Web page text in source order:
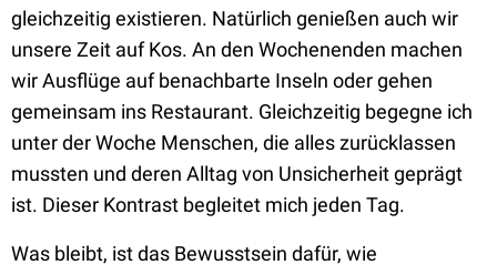
gleichzeitig existieren. Natürlich genießen auch wir
unsere Zeit auf Kos. An den Wochenenden machen
wir Ausflüge auf benachbarte Inseln oder gehen
gemeinsam ins Restaurant. Gleichzeitig begegne ich
unter der Woche Menschen, die alles zurücklassen
mussten und deren Alltag von Unsicherheit geprägt
ist. Dieser Kontrast begleitet mich jeden Tag.
Was bleibt, ist das Bewusstsein dafür, wie